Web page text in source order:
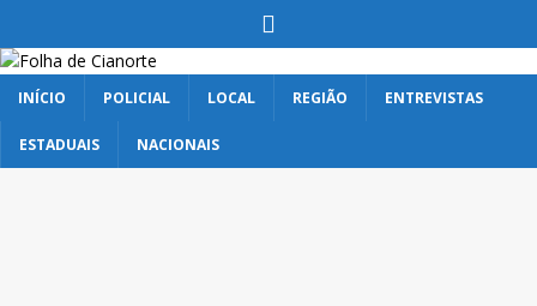
INÍCIO POLICIAL LOCAL REGIÃO ENTREVISTAS
ESTADUAIS NACIONAIS